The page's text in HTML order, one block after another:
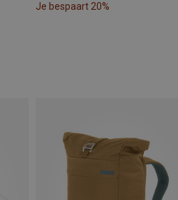
Je bespaart 20%